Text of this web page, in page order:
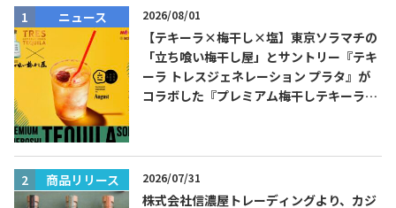
ニュース 2026/08/01
【テキーラ×梅干し×塩】東京ソラマチの
「立ち喰い梅干し屋」とサントリー『テキ
ーラ トレスジェネレーション プラタ』が
コラボした『プレミアム梅干しテキーラソ
商品リリース 2026/07/31
株式会社信濃屋トレーディングより、カジ